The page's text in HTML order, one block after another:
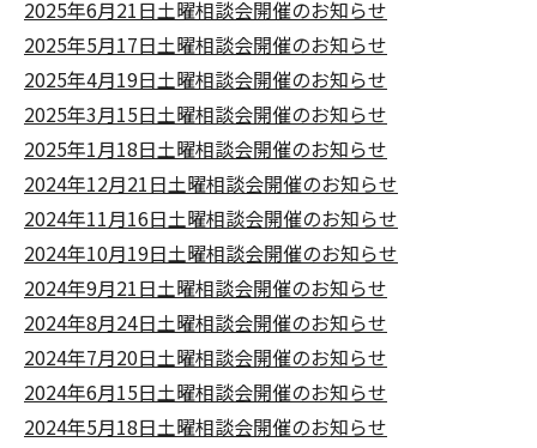
2025年6月21日土曜相談会開催のお知らせ
2025年5月17日土曜相談会開催のお知らせ
2025年4月19日土曜相談会開催のお知らせ
2025年3月15日土曜相談会開催のお知らせ
2025年1月18日土曜相談会開催のお知らせ
2024年12月21日土曜相談会開催のお知らせ
2024年11月16日土曜相談会開催のお知らせ
2024年10月19日土曜相談会開催のお知らせ
2024年9月21日土曜相談会開催のお知らせ
2024年8月24日土曜相談会開催のお知らせ
2024年7月20日土曜相談会開催のお知らせ
2024年6月15日土曜相談会開催のお知らせ
2024年5月18日土曜相談会開催のお知らせ